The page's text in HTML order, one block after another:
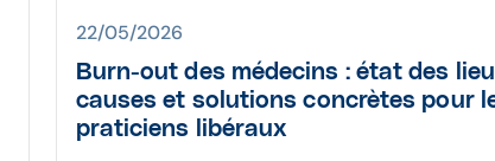
22/05/2026
Burn-out des médecins : état des
causes et solutions concrètes pour
praticiens libéraux